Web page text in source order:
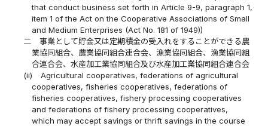
that conduct business set forth in Article 9-9, paragraph 1,
item 1 of the Act on the Cooperative Associations of Small
and Medium Enterprises (Act No. 181 of 1949))
二
事業として貯金又は定期積金の受入れをすることができる農
業協同組合、農業協同組合連合会、漁業協同組合、漁業協同組
合連合会、水産加工業協同組合及び水産加工業協同組合連合会
(ii)
Agricultural cooperatives, federations of agricultural
cooperatives, fisheries cooperatives, federations of
fisheries cooperatives, fishery processing cooperatives
and federations of fishery processing cooperatives,
which may accept savings or thrift savings in the course